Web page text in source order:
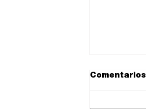
Comentarios